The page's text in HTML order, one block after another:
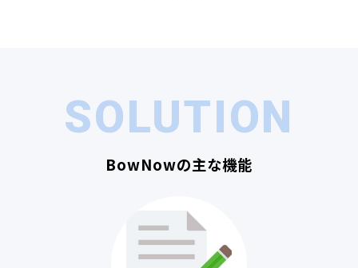
SOLUTION
BowNowの主な機能